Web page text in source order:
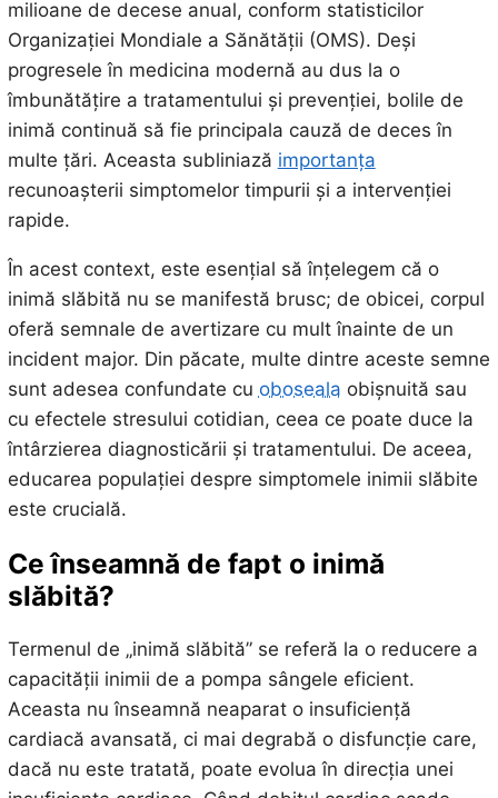
milioane de decese anual, conform statisticilor
Organizației Mondiale a Sănătății (OMS). Deși
progresele în medicina modernă au dus la o
îmbunătățire a tratamentului și prevenției, bolile de
inimă continuă să fie principala cauză de deces în
multe țări. Aceasta subliniază importanța
recunoașterii simptomelor timpurii și a intervenției
rapide.
În acest context, este esențial să înțelegem că o
inimă slăbită nu se manifestă brusc; de obicei, corpul
oferă semnale de avertizare cu mult înainte de un
incident major. Din păcate, multe dintre aceste semne
sunt adesea confundate cu oboseala obișnuită sau
cu efectele stresului cotidian, ceea ce poate duce la
întârzierea diagnosticării și tratamentului. De aceea,
educarea populației despre simptomele inimii slăbite
este crucială.
Ce înseamnă de fapt o inimă
slăbită?
Termenul de „inimă slăbită” se referă la o reducere a
capacității inimii de a pompa sângele eficient.
Aceasta nu înseamnă neaparat o insuficiență
cardiacă avansată, ci mai degrabă o disfuncție care,
dacă nu este tratată, poate evolua în direcția unei